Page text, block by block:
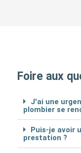
Foire aux
J'ai une
plombier se
Puis-je avoir
prestation ?